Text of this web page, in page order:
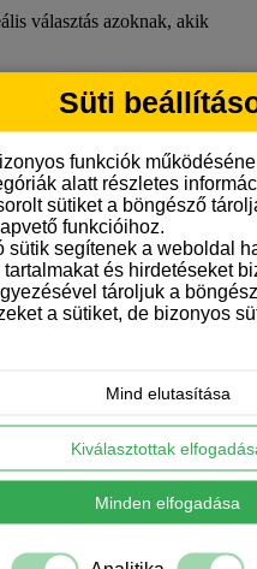
választás azoknak, akik
választás azoknak, akik
Süti
funkciók
alatt részletes
sütiket a böngésző
funkcióihoz.
sütik segítenek a weboldal
és hirdetéseket
tároljuk a
a sütiket, de bizonyos
Mind elutasítása
Kiválasztottak
Minden elfogadása